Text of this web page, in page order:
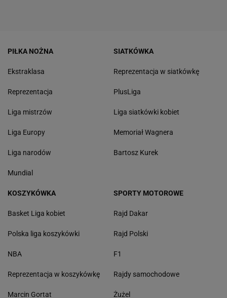
PIŁKA NOŻNA
Ekstraklasa
Reprezentacja
Liga mistrzów
Liga Europy
Liga narodów
Mundial
SIATKÓWKA
Reprezentacja w siatkówkę
PlusLiga
Liga siatkówki kobiet
Memoriał Wagnera
Bartosz Kurek
KOSZYKÓWKA
Basket Liga kobiet
Polska liga koszykówki
NBA
Reprezentacja w koszykówkę
Marcin Gortat
SPORTY MOTOROWE
Rajd Dakar
Rajd Polski
F1
Rajdy samochodowe
Żużel